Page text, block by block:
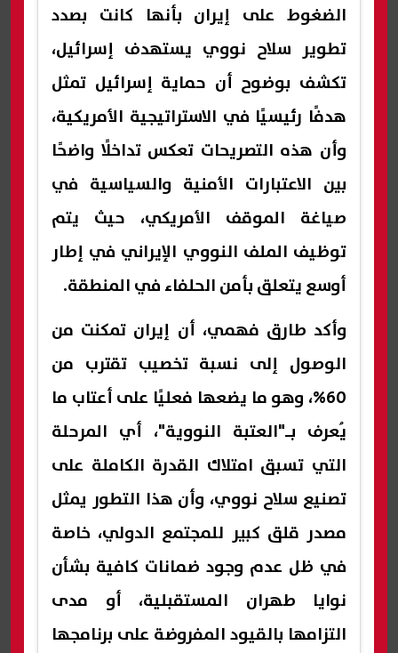
الضغوط على إيران بأنها كانت بصدد
تطوير سلاح نووي يستهدف إسرائيل،
تكشف بوضوح أن حماية إسرائيل تمثل
هدفًا رئيسيًا في الاستراتيجية الأمريكية،
وأن هذه التصريحات تعكس تداخلًا واضحًا
بين الاعتبارات الأمنية والسياسية في
صياغة الموقف الأمريكي، حيث يتم
توظيف الملف النووي الإيراني في إطار
أوسع يتعلق بأمن الحلفاء في المنطقة.
وأكد طارق فهمي، أن إيران تمكنت من
الوصول إلى نسبة تخصيب تقترب من
60%، وهو ما يضعها فعليًا على أعتاب ما
يُعرف بـ"العتبة النووية"، أي المرحلة
التي تسبق امتلاك القدرة الكاملة على
تصنيع سلاح نووي، وأن هذا التطور يمثل
مصدر قلق كبير للمجتمع الدولي، خاصة
في ظل عدم وجود ضمانات كافية بشأن
نوايا طهران المستقبلية، أو مدى
التزامها بالقيود المفروضة على برنامجها